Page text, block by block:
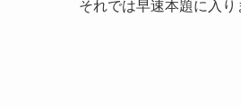
それでは早速本題に入り